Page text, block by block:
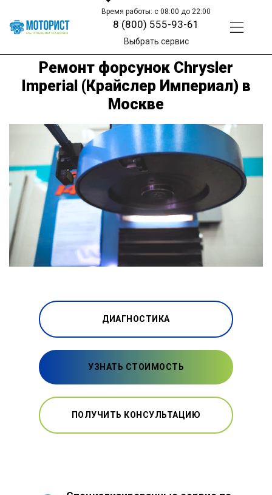
Время работы: с 08:00 до 22:00
8 (800) 555-93-61
Выбрать сервис
Ремонт форсунок Chrysler
Imperial (Крайслер Империал) в
Москве
ДИАГНОСТИКА
УЗНАТЬ СТОИМОСТЬ
ПОЛУЧИТЬ КОНСУЛЬТАЦИЮ